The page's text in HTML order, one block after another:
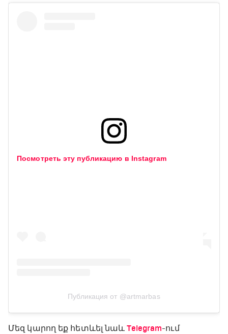
Посмотреть эту публикацию в Instagram
Публикация от @artmarbas
Մեզ կարող եք հետևել նաև Telegram-ում